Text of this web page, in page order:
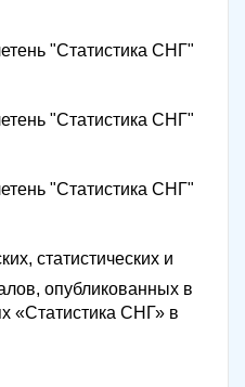
"Статистика СНГ"
"Статистика СНГ"
"Статистика СНГ"
статистических и
опубликованных в
«Статистика СНГ» в